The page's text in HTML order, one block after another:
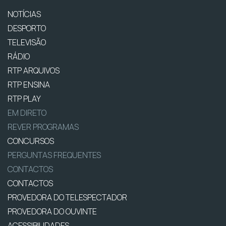
NOTÍCIAS
DESPORTO
TELEVISÃO
RÁDIO
RTP ARQUIVOS
RTP ENSINA
RTP PLAY
EM DIRETO
REVER PROGRAMAS
CONCURSOS
PERGUNTAS FREQUENTES
CONTACTOS
CONTACTOS
PROVEDORA DO TELESPECTADOR
PROVEDORA DO OUVINTE